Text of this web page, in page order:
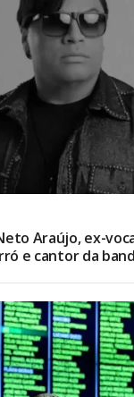
Araújo, ex-
e cantor da